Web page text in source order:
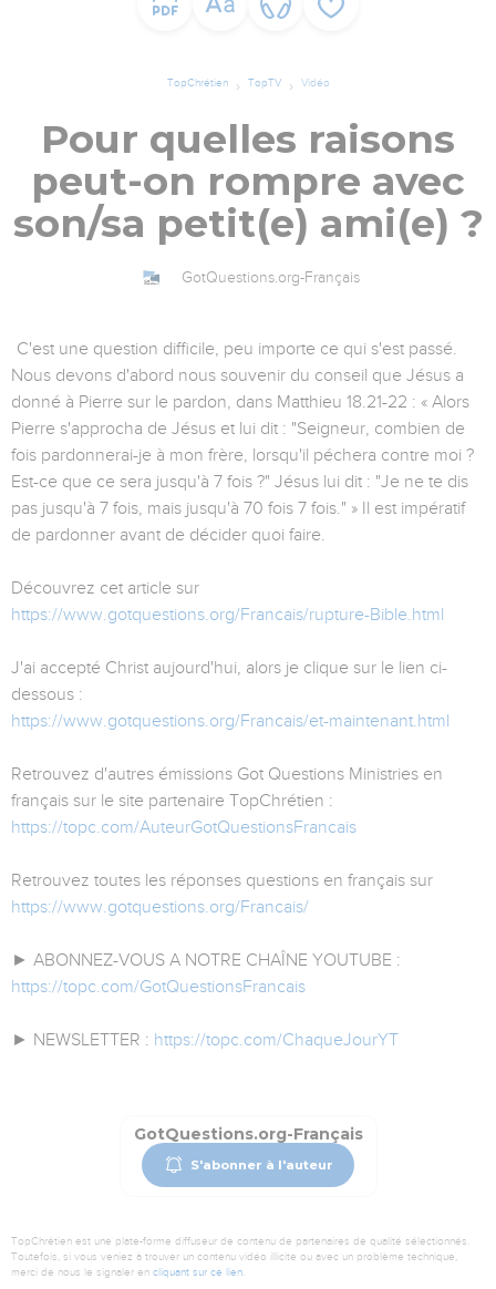
TopChrétien TopTV Vidéo
Pour quelles raisons
peut-on rompre avec
son/sa petit(e) ami(e) ?
GotQuestions.org-Français
C'est une question difficile, peu importe ce qui s'est passé.
Nous devons d'abord nous souvenir du conseil que Jésus a
donné à Pierre sur le pardon, dans Matthieu 18.21-22 : « Alors
Pierre s'approcha de Jésus et lui dit : "Seigneur, combien de
fois pardonnerai-je à mon frère, lorsqu'il péchera contre moi ?
Est-ce que ce sera jusqu'à 7 fois ?" Jésus lui dit : "Je ne te dis
pas jusqu'à 7 fois, mais jusqu'à 70 fois 7 fois." » Il est impératif
de pardonner avant de décider quoi faire.
Découvrez cet article sur
https://www.gotquestions.org/Francais/rupture-Bible.html
J'ai accepté Christ aujourd'hui, alors je clique sur le lien ci-
dessous :
https://www.gotquestions.org/Francais/et-maintenant.html
Retrouvez d'autres émissions Got Questions Ministries en
français sur le site partenaire TopChrétien :
https://topc.com/AuteurGotQuestionsFrancais
Retrouvez toutes les réponses questions en français sur
https://www.gotquestions.org/Francais/
► ABONNEZ-VOUS A NOTRE CHAÎNE YOUTUBE :
https://topc.com/GotQuestionsFrancais
► NEWSLETTER : https://topc.com/ChaqueJourYT
GotQuestions.org-Français
S'abonner à l'auteur
TopChrétien est une plate-forme diffuseur de contenu de partenaires de qualité sélectionnés.
Toutefois, si vous veniez à trouver un contenu vidéo illicite ou avec un problème technique,
merci de nous le signaler en cliquant sur ce lien.